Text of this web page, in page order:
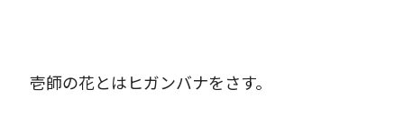
壱師の花とはヒガンバナをさす。